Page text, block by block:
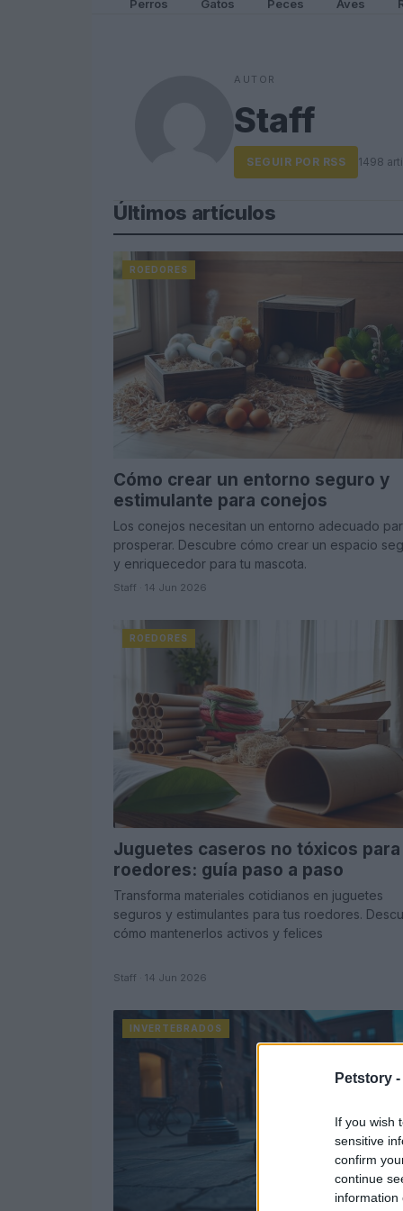
Petstory -
If you wish
sensitive
confirm
continue
information
Perros Gatos Peces Aves
AUTOR
Staff
SEGUIR POR RSS 1498
Últimos artículos
ROEDORES
Cómo crear un entorno seguro y
estimulante para conejos
Los conejos necesitan un entorno adecuado
prosperar. Descubre cómo crear un espacio
y enriquecedor para tu mascota.
Staff · 14 Jun 2026
ROEDORES
Juguetes caseros no tóxicos para
roedores: guía paso a paso
Transforma materiales cotidianos en juguetes
seguros y estimulantes para tus roedores.
cómo mantenerlos activos y felices
Staff · 14 Jun 2026
INVERTEBRADOS